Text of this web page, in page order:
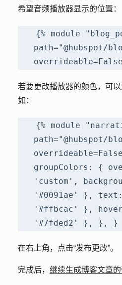
希望音频播放器显示的位置：
{% module
path="@hubspot/
若要更改播放器的颜色，可以
如：
{% module
path="@hubspot/
groupColors: {
'custom',
'#0091ae' },
'#ffbcac' },
'#7fded2' }, }, }
在右上角，点击“发布更改”。
完成后， 继续生成博客文章的